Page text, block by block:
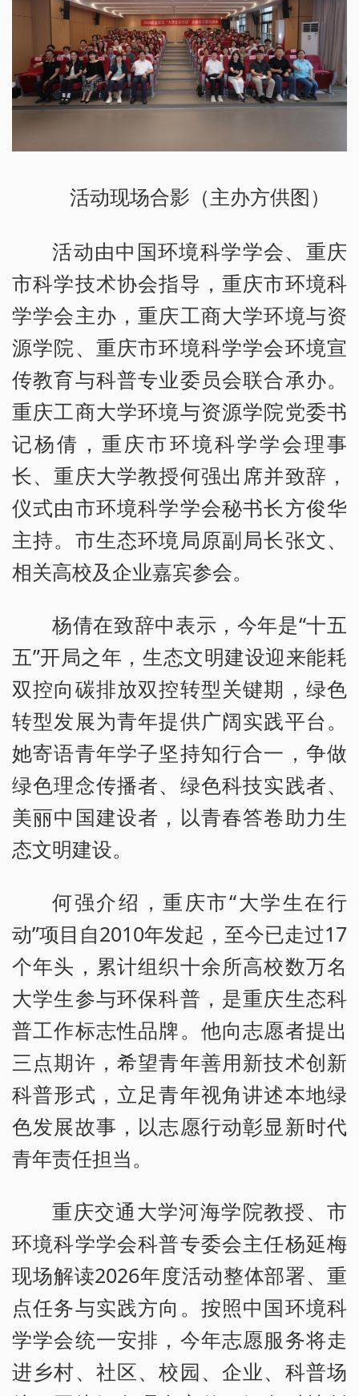
活动现场合影（主办方供图）
活动由中国环境科学学会、重庆
市科学技术协会指导，重庆市环境科
学学会主办，重庆工商大学环境与资
源学院、重庆市环境科学学会环境宣
传教育与科普专业委员会联合承办。
重庆工商大学环境与资源学院党委书
记杨倩，重庆市环境科学学会理事
长、重庆大学教授何强出席并致辞，
仪式由市环境科学学会秘书长方俊华
主持。市生态环境局原副局长张文、
相关高校及企业嘉宾参会。
杨倩在致辞中表示，今年是“十五
五”开局之年，生态文明建设迎来能耗
双控向碳排放双控转型关键期，绿色
转型发展为青年提供广阔实践平台。
她寄语青年学子坚持知行合一，争做
绿色理念传播者、绿色科技实践者、
美丽中国建设者，以青春答卷助力生
态文明建设。
何强介绍，重庆市“大学生在行
动”项目自2010年发起，至今已走过17
个年头，累计组织十余所高校数万名
大学生参与环保科普，是重庆生态科
普工作标志性品牌。他向志愿者提出
三点期许，希望青年善用新技术创新
科普形式，立足青年视角讲述本地绿
色发展故事，以志愿行动彰显新时代
青年责任担当。
重庆交通大学河海学院教授、市
环境科学学会科普专委会主任杨延梅
现场解读2026年度活动整体部署、重
点任务与实践方向。按照中国环境科
学学会统一安排，今年志愿服务将走
进乡村、社区、校园、企业、科普场